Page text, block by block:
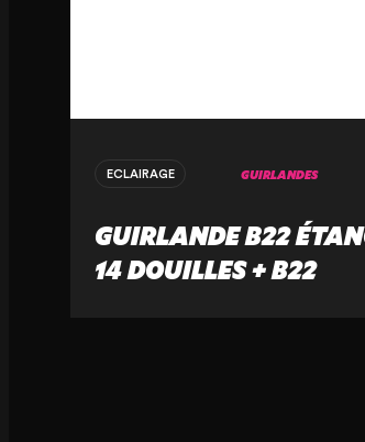
ECLAIRAGE GUIRLANDES
GUIRLANDE B22
14 DOUILLES + B22